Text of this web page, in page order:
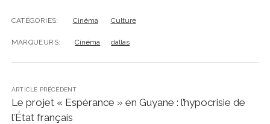
CATÉGORIES: Cinéma Culture
MARQUEURS: Cinéma dallas
ARTICLE PRÉCÉDENT
Le projet « Espérance » en Guyane : l’hypocrisie de
l’État français